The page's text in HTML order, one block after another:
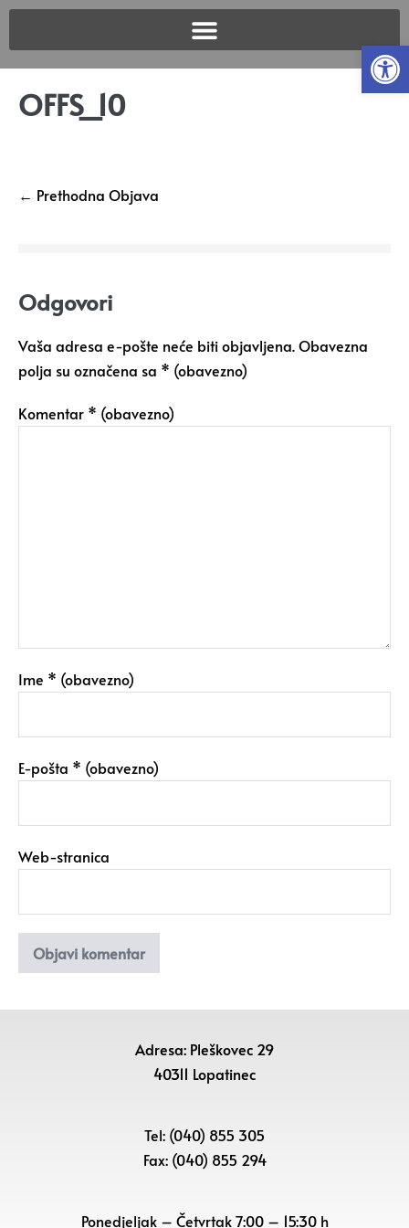
OFFS_10
← Prethodna Objava
Odgovori
Vaša adresa e-pošte neće biti objavljena.Obavezna
polja su označena sa * (obavezno)
Komentar * (obavezno)
Ime * (obavezno)
E-pošta * (obavezno)
Web-stranica
Adresa: Pleškovec 29
40311 Lopatinec
Tel: (040) 855 305
Fax: (040) 855 294
Ponedjeljak – Četvrtak 7:00 – 15:30 h